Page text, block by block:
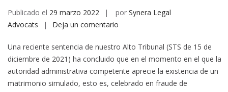
Publicado el 29 marzo 2022 por Synera Legal
Advocats
Deja un comentario
Una reciente sentencia de nuestro Alto Tribunal (STS de 15 de
diciembre de 2021) ha concluido que en el momento en el que la
autoridad administrativa competente aprecie la existencia de un
matrimonio simulado, esto es, celebrado en fraude de